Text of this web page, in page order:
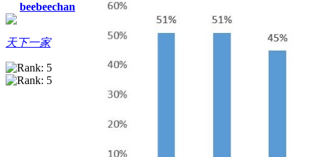
beebeechan
天下一家